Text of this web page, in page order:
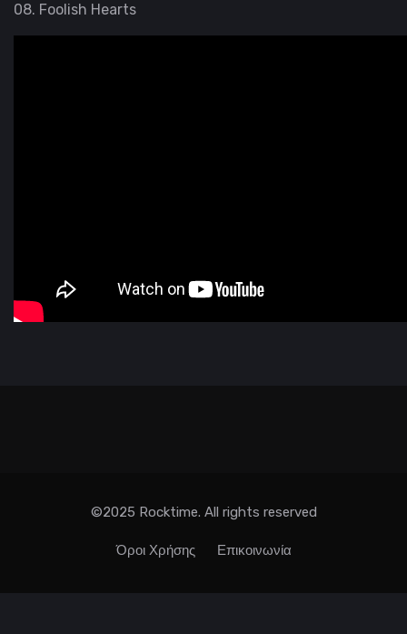
08. Foolish Hearts
©2025 Rocktime. All rights reserved
Όροι Χρήσης Επικοινωνία